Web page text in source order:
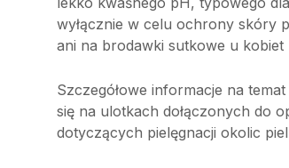
wyłącznie w celu ochrony skóry
ani na brodawki sutkowe u kobiet
Szczegółowe informacje na
się na ulotkach dołączonych do
dotyczących pielęgnacji okolic